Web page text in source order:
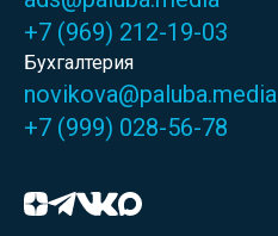
+7 (969) 212-19-03
Бухгалтерия
novikova@paluba.media
+7 (999) 028-56-78